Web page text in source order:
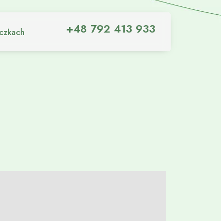
+48 792 413 933